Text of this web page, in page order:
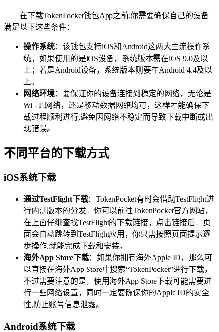
在下载TokenPocket钱包App之前,你需要确保自己的设备
满足以下这些条件：
操作系统：该钱包支持iOS和Android这两大主流操作系
统，如果使用的是iOS设备，系统版本需在iOS 9.0及以
上；若是Android设备，系统版本则要在Android 4.4及以
上。
网络环境：要保证你的设备连接到稳定的网络，无论是
Wi - Fi网络，还是移动数据网络均可，这样才能确保下
载过程顺利进行,避免因网络不稳定而导致下载中断或出
现错误。
不同平台的下载方式
iOS系统下载
通过TestFlight下载：TokenPocket有时会借助TestFlight进
行内测版本的分发，你可以前往TokenPocket官方网站，
在上面仔细查找TestFlight的下载链接，点击链接后，页
面会自动跳转到TestFlight应用，你只需按照页面提示逐
步操作,就能完成下载和安装。
海外App Store下载：如果你拥有海外Apple ID，那么可
以直接在海外App Store中搜索“TokenPocket”进行下载，
不过需要注意的是，使用海外App Store下载可能需要进
行一些网络设置，同时一定要确保你的Apple ID的安全
性,防止账号信息泄露。
Android系统下载